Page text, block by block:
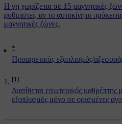
*
Προαιρετικός εξοπλισμός/
[1]
Διατίθεται εσωτερικός καθρέπτης
εξοπλισμός μόνο σε ορισμένες
Η γη χωρίζεται σε 15 µαγνητικές
ρυθμιστεί, αν το αυτοκίνητο
μαγνητικές ζώνες.